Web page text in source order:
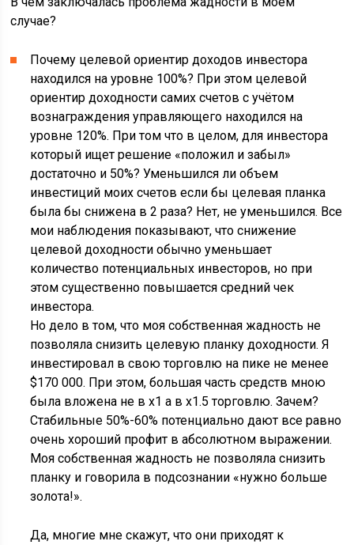
случае?
Почему целевой ориентир доходов инвестора
находился на уровне 100%? При этом целевой
ориентир доходности самих счетов с учётом
вознаграждения управляющего находился на
уровне 120%. При том что в целом, для инвестора
который ищет решение «положил и забыл»
достаточно и 50%? Уменьшился ли объем
инвестиций моих счетов если бы целевая планка
была бы снижена в 2 раза? Нет, не уменьшился. Все
мои наблюдения показывают, что снижение
целевой доходности обычно уменьшает
количество потенциальных инвесторов, но при
этом существенно повышается средний чек
инвестора.
Но дело в том, что моя собственная жадность не
позволяла снизить целевую планку доходности. Я
инвестировал в свою торговлю на пике не менее
$170 000. При этом, большая часть средств мною
была вложена не в х1 а в х1.5 торговлю. Зачем?
Стабильные 50%-60% потенциально дают все равно
очень хороший профит в абсолютном выражении.
Моя собственная жадность не позволяла снизить
планку и говорила в подсознании «нужно больше
золота!».
Да, многие мне скажут, что они приходят к